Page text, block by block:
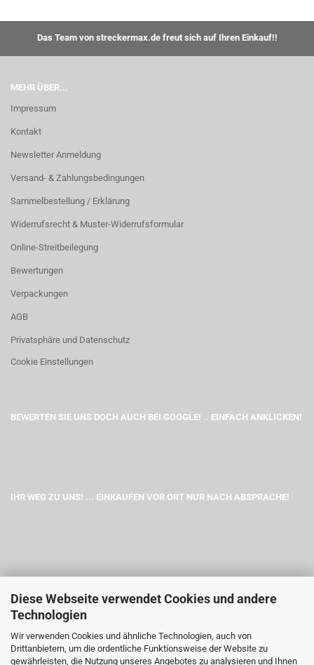
Diese Webseite verwendet Cookies und andere
Technologien
Wir verwenden Cookies und ähnliche Technologien, auch von
Drittanbietern, um die ordentliche Funktionsweise der Website zu
gewährleisten, die Nutzung unseres Angebotes zu analysieren und Ihnen
Das Team von streckermax.de freut sich auf Ihren Einkauf!!
MEHR ÜBER...
Impressum
Kontakt
Newsletter Anmeldung
Versand- & Zahlungsbedingungen
Sammelbestellung / Erklärung
Widerrufsrecht & Muster-Widerrufsformular
Online-Streitbeilegung
Bewertungen
Verpackungen
AGB
Privatsphäre und Datenschutz
Cookie Einstellungen
BEWERTEN SIE UNS DOCH AUCH BEI GOOGLE! .. EINFACH ANKLICKEN!
IHR WEG ZU UNS! ... EINKAUFEN VOR ORT NUR NACH ABSPRACHE!